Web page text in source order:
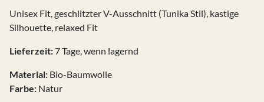
Unisex Fit, geschlitzter V-Ausschnitt (Tunika Stil), kastige
Silhouette, relaxed Fit
Lieferzeit:7 Tage, wenn lagernd
Material: Bio-Baumwolle
Farbe: Natur